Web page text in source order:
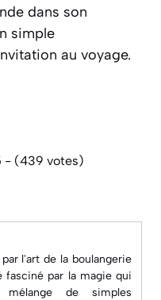
dans son
simple
au voyage.
- (439 votes)
l'art de la boulangerie
par la magie qui
mélange de simples